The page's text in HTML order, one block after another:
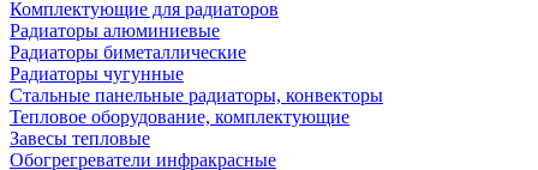
Комплектующие для радиаторов
Радиаторы алюминиевые
Радиаторы биметаллические
Радиаторы чугунные
Стальные панельные радиаторы, конвекторы
Тепловое оборудование, комплектующие
Завесы тепловые
Обогрегреватели инфракрасные